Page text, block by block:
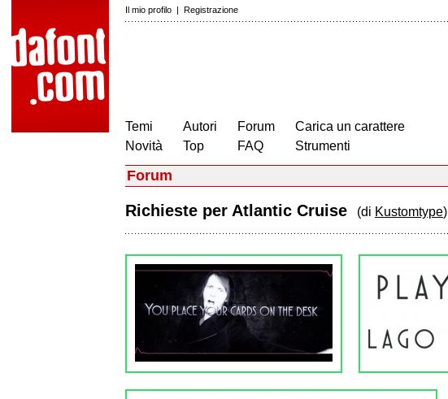
Il mio profilo | Registrazione
Temi
Novità
Autori
Top
Forum
FAQ
Carica un carattere
Strumenti
Forum
Richieste per Atlantic Cruise (di Kustomtype)